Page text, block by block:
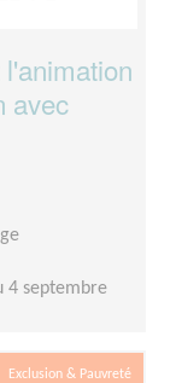
avec
4 septembre
Exclusion & Pauvreté